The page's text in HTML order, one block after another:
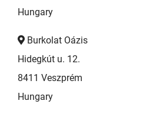
Hungary
Burkolat Oázis
Hidegkút u. 12.
8411 Veszprém
Hungary